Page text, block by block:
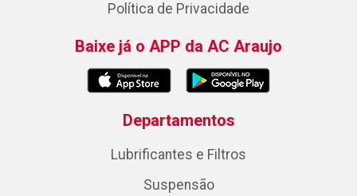
Política de Privacidade
Baixe já o APP da AC Araujo
Departamentos
Lubrificantes e Filtros
Suspensão